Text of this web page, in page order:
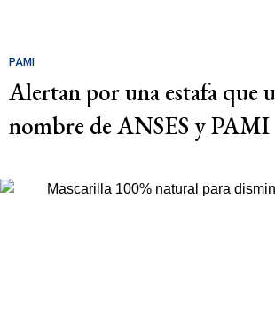
PAMI
Alertan por una estafa que
nombre de ANSES y PAMI